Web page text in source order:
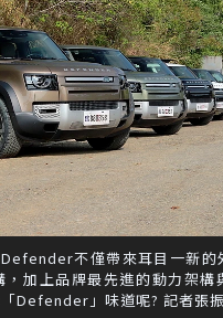
不僅帶來耳目一新的
加上品牌最先進的動力架構
Defender」味道呢? 記者張